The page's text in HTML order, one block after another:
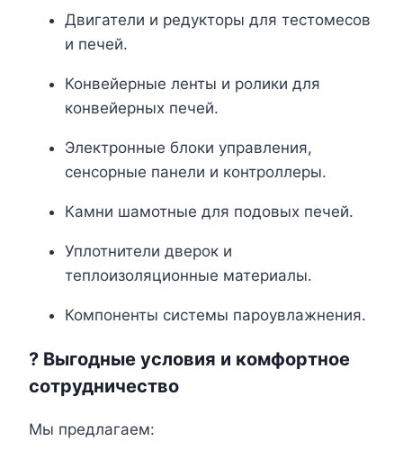
Двигатели и редукторы для тестомесов
и печей.
Конвейерные ленты и ролики для
конвейерных печей.
Электронные блоки управления,
сенсорные панели и контроллеры.
Камни шамотные для подовых печей.
Уплотнители дверок и
теплоизоляционные материалы.
Компоненты системы пароувлажнения.
? Выгодные условия и комфортное
сотрудничество
Мы предлагаем: